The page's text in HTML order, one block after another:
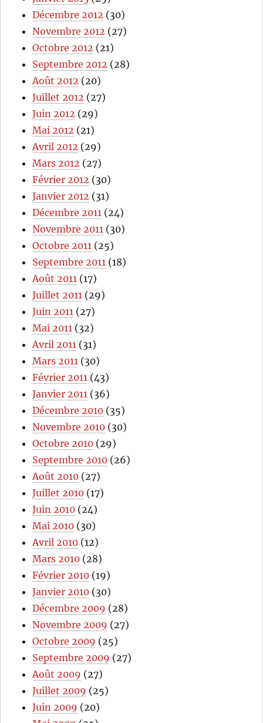
Décembre 2012 (30)
Novembre 2012 (27)
Octobre 2012 (21)
Septembre 2012 (28)
Août 2012 (20)
Juillet 2012 (27)
Juin 2012 (29)
Mai 2012 (21)
Avril 2012 (29)
Mars 2012 (27)
Février 2012 (30)
Janvier 2012 (31)
Décembre 2011 (24)
Novembre 2011 (30)
Octobre 2011 (25)
Septembre 2011 (18)
Août 2011 (17)
Juillet 2011 (29)
Juin 2011 (27)
Mai 2011 (32)
Avril 2011 (31)
Mars 2011 (30)
Février 2011 (43)
Janvier 2011 (36)
Décembre 2010 (35)
Novembre 2010 (30)
Octobre 2010 (29)
Septembre 2010 (26)
Août 2010 (27)
Juillet 2010 (17)
Juin 2010 (24)
Mai 2010 (30)
Avril 2010 (12)
Mars 2010 (28)
Février 2010 (19)
Janvier 2010 (30)
Décembre 2009 (28)
Novembre 2009 (27)
Octobre 2009 (25)
Septembre 2009 (27)
Août 2009 (27)
Juillet 2009 (25)
Juin 2009 (20)